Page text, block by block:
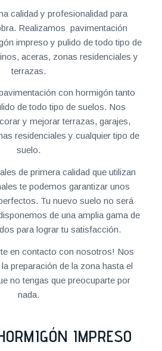
calidad y profesionalidad para
Realizamos pavimentación
impreso y pulido de todo tipo de
aceras, zonas residenciales y
terrazas.
con hormigón tanto
de todo tipo de suelos. Nos
y mejorar terrazas, garajes,
residenciales y cualquier tipo de
suelo.
de primera calidad que utilizan
te podemos garantizar unos
Tu nuevo suelo no será
de una amplia gama de
para lograr tu satisfacción.
en contacto con nosotros! Nos
preparación de la zona hasta el
no tengas que preocuparte por
nada.
IMPRESO